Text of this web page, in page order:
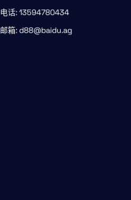
电话: 13594780434
邮箱: d88@baidu.ag